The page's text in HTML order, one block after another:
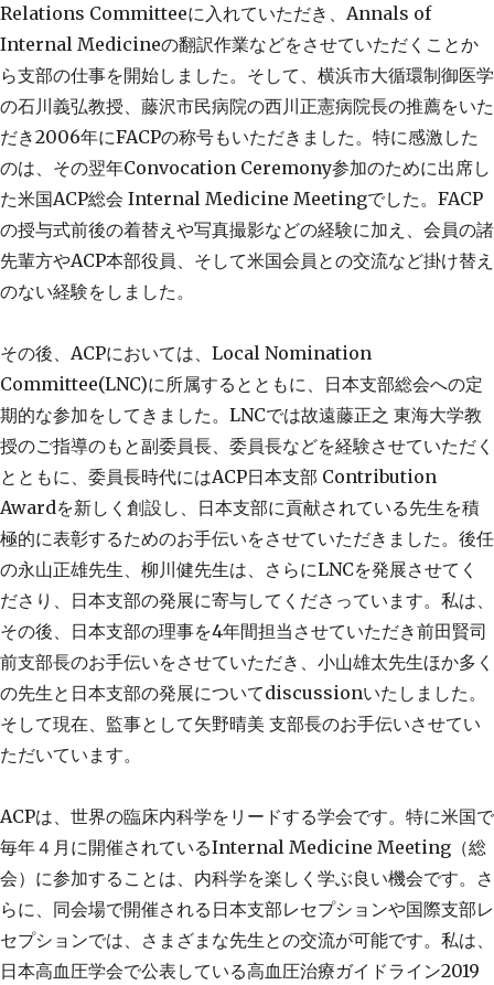
Relations Committeeに入れていただき、 Annals of
Internal Medicineの翻訳作業などをさせていただくことか
ら支部の仕事を開始しました。そして、横浜市大循環制御医学
の石川義弘教授、藤沢市民病院の西川正憲病院長の推薦をいた
だき2006年にFACPの称号もいただきました。特に感激した
のは、その翌年Convocation Ceremony参加のために出席し
た米国ACP総会 Internal Medicine Meetingでした。 FACP
の授与式前後の着替えや写真撮影などの経験に加え、会員の諸
先輩方やACP本部役員、そして米国会員との交流など掛け替え
のない経験をしました。
その後、 ACPにおいては、 Local Nomination
Committee(LNC)に所属するとともに、日本支部総会への定
期的な参加をしてきました。 LNCでは故遠藤正之 東海大学教
授のご指導のもと副委員長、委員長などを経験させていただく
とともに、委員長時代にはACP日本支部 Contribution
Awardを新しく創設し、日本支部に貢献されている先生を積
極的に表彰するためのお手伝いをさせていただきました。後任
の永山正雄先生、柳川健先生は、さらにLNCを発展させてく
ださり、日本支部の発展に寄与してくださっています。私は、
その後、日本支部の理事を4年間担当させていただき前田賢司
前支部長のお手伝いをさせていただき、小山雄太先生ほか多く
の先生と日本支部の発展についてdiscussionいたしました。
そして現在、監事として矢野晴美 支部長のお手伝いさせてい
ただいています。
ACPは、世界の臨床内科学をリードする学会です。特に米国で
毎年４月に開催されているInternal Medicine Meeting （総
会）に参加することは、内科学を楽しく学ぶ良い機会です。さ
らに、同会場で開催される日本支部レセプションや国際支部レ
セプションでは、さまざまな先生との交流が可能です。私は、
日本高血圧学会で公表している高血圧治療ガイドライン2019